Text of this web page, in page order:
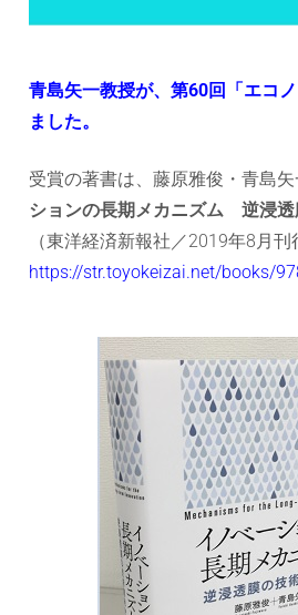
青島矢一教授が、第60回「エコ
ました。
受賞の著書は、藤原雅俊・青島矢
ションの長期メカニズム 逆浸透
（東洋経済新報社／2019年8月刊
https://str.toyokeizai.net/books/